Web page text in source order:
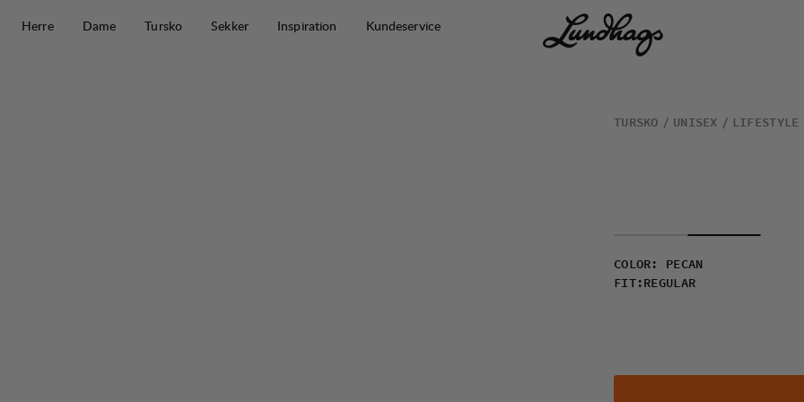
Herre
Dame Tursko Sekker Inspiration Kundeservice
TURSKO UNISEX LIFESTYLE
COLOR :
PECAN
FIT: REGULAR